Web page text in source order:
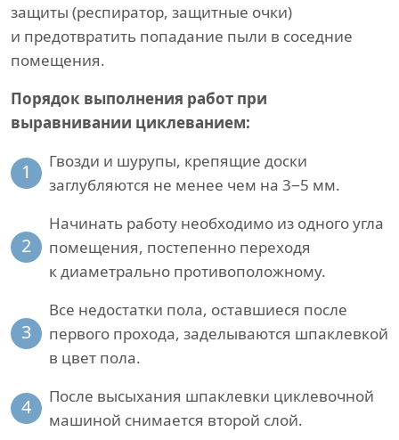
защиты (респиратор, защитные очки)
и предотвратить попадание пыли в соседние
помещения.
Порядок выполнения работ при
выравнивании циклеванием:
1
Гвозди и шурупы, крепящие доски
заглубляются не менее чем на 3−5 мм.
2
Начинать работу необходимо из одного угла
помещения, постепенно переходя
к диаметрально противоположному.
3
Все недостатки пола, оставшиеся после
первого прохода, заделываются шпаклевкой
в цвет пола.
4
После высыхания шпаклевки циклевочной
машиной снимается второй слой.